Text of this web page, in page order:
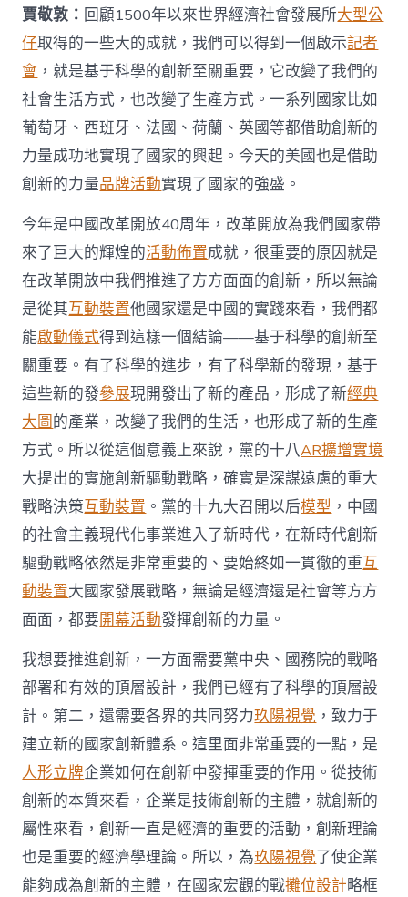
展
戰
略
_
中
國
發
展
門
－
國
家
發
展
門
戶〉
中
賈敬敦： 回顧1500年以來世界經濟社會發展所大型公
仔取得的一些大的成就，我們可以得到一個啟示記者
會 ，就是基于科學的創新至關重要，它改變了我們的
社會生活方式，也改變了生產方式。一系列國家比如
葡萄牙、西班牙、法國、荷蘭、英國等都借助創新的
力量成功地實現了國家的興起。今天的美國也是借助
創新的力量品牌活動實現了國家的強盛。
今年是中國改革開放40周年，改革開放為我們國家帶
來了巨大的輝煌的活動佈置成就，很重要的原因就是
在改革開放中我們推進了方方面面的創新，所以無論
是從其互動裝置他國家還是中國的實踐來看，我們都
能啟動儀式得到這樣一個結論——基于科學的創新至
關重要。有了科學的進步，有了科學新的發現，基于
這些新的發參展現開發出了新的產品，形成了新經典
大圖的產業，改變了我們的生活，也形成了新的生產
方式。所以從這個意義上來說，黨的十八AR擴增實境
大提出的實施創新驅動戰略，確實是深謀遠慮的重大
戰略決策互動裝置 。黨的十九大召開以后模型 ，中國
的社會主義現代化事業進入了新時代，在新時代創新
驅動戰略依然是非常重要的、要始終如一貫徹的重互
動裝置大國家發展戰略，無論是經濟還是社會等方方
面面，都要開幕活動發揮創新的力量。
我想要推進創新，一方面需要黨中央、國務院的戰略
部署和有效的頂層設計，我們已經有了科學的頂層設
計。第二，還需要各界的共同努力玖陽視覺 ，致力于
建立新的國家創新體系。這里面非常重要的一點，是
人形立牌企業如何在創新中發揮重要的作用。從技術
創新的本質來看，企業是技術創新的主體，就創新的
屬性來看，創新一直是經濟的重要的活動，創新理論
也是重要的經濟學理論。所以，為玖陽視覺了使企業
能夠成為創新的主體，在國家宏觀的戰攤位設計略框